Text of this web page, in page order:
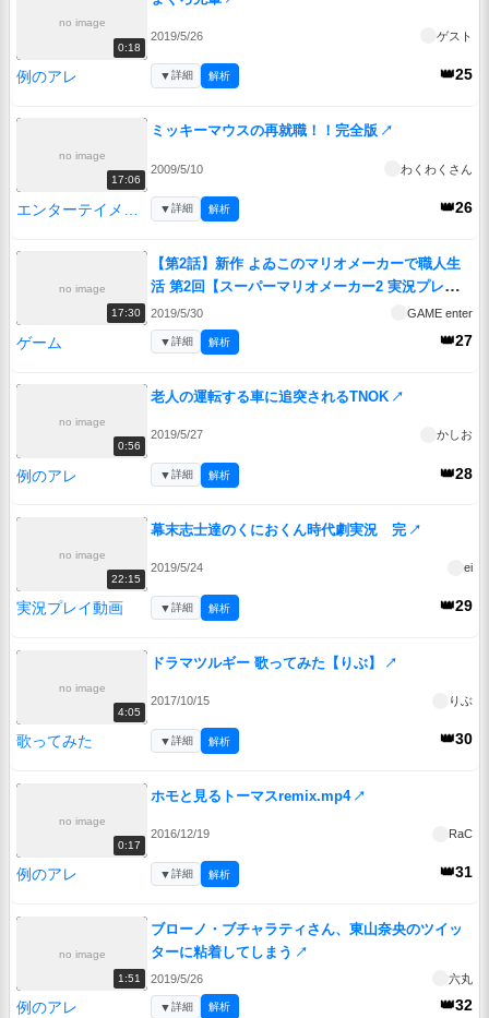
no image
0:18
2019/5/26 ゲスト
例のアレ 👑25
▼詳細 解析
no image
17:06
ミッキーマウスの再就職！！完全版 ↗
2009/5/10 わくわくさん
👑26
▼詳細 解析
no image
17:30
【第2話】新作 よゐこのマリオメーカーで職人生
活 第2回【スーパーマリオメーカー2 実況プレ
イ】↗
2019/5/30 GAME enter
ゲーム 👑27
▼詳細 解析
no image
0:56
老人の運転する車に追突されるTNOK ↗
2019/5/27 かしお
例のアレ 👑28
▼詳細 解析
no image
22:15
幕末志士達のくにおくん時代劇実況 完 ↗
2019/5/24 ei
実況プレイ動画 👑29
▼詳細 解析
no image
4:05
ドラマツルギー 歌ってみた【りぶ】 ↗
2017/10/15 りぶ
歌ってみた 👑30
▼詳細 解析
no image
0:17
ホモと見るトーマスremix.mp4 ↗
2016/12/19 RaC
例のアレ 👑31
▼詳細 解析
no image
1:51
ブローノ・ブチャラティさん、東山奈央のツイッ
ターに粘着してしまう ↗
2019/5/26 六丸
例のアレ 👑32
▼詳細 解析